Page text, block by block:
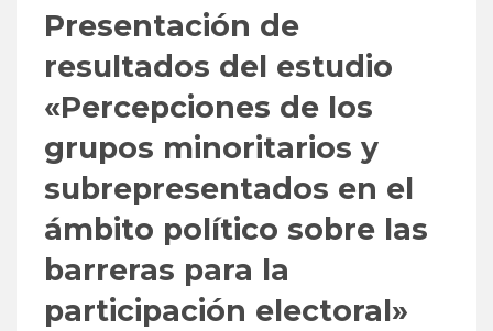
Presentación de
resultados del estudio
«Percepciones de los
grupos minoritarios y
subrepresentados en el
ámbito político sobre las
barreras para la
participación electoral»